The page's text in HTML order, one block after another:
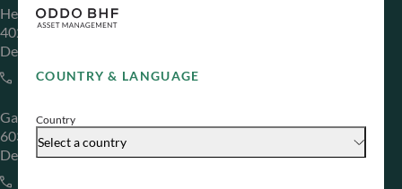
COUNTRY & LANGUAGE
Country
Select a country
Herzogstraße 15
40217 Düsseldorf
Deutschland
+49 (0) 211 239 24 01
Gallusanlage 8
60329 Frankfurt am Main
Deutschland